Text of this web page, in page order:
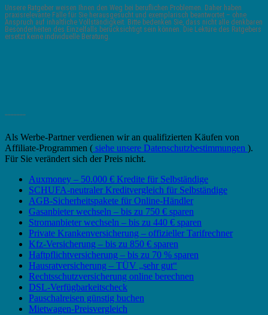
Unsere Ratgeber weisen Ihnen den Weg bei beruflichen Problemen. Daher haben
praxisrelevante Fälle für Sie herausgesucht und exemplarisch beantwortet – ohne
Anspruch auf inhaltliche Vollständigkeit. Bitte bedenken Sie, dass nicht alle denkbaren
Besonderheiten des Einzelfalls berücksichtigt sein können. Die Lektüre des Ratgebers
ersetzt keine individuelle Beratung.
Als Werbe-Partner verdienen wir an qualifizierten Käufen von
Affiliate-Programmen ( siehe unsere Datenschutzbestimmungen ).
Für Sie verändert sich der Preis nicht.
Auxmoney – 50.000 € Kredite für Selbständige
SCHUFA-neutraler Kreditvergleich für Selbständige
AGB-Sicherheitspakete für Online-Händler
Gasanbieter wechseln – bis zu 750 € sparen
Stromanbieter wechseln – bis zu 440 € sparen
Private Krankenversicherung – offizieller Tarifrechner
Kfz-Versicherung – bis zu 850 € sparen
Haftpflichtversicherung – bis zu 70 % sparen
Hausratversicherung – TÜV „sehr gut“
Rechtsschutzversicherung online berechnen
DSL-Verfügbarkeitscheck
Pauschalreisen günstig buchen
Mietwagen-Preisvergleich